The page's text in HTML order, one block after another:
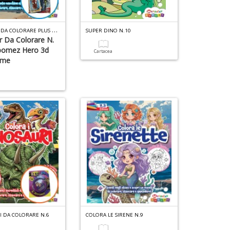
S
UPERCAR DA COLORARE PLUS N.4
Da Colorare N.
Hero 3d
SUPER DINO N.10
Cartacea
DA COLORARE N.6 COLORA LE SIRENE N.9